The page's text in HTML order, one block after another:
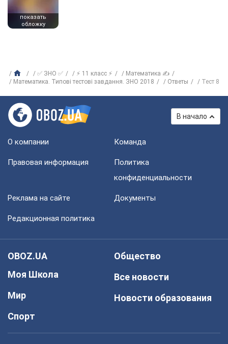
показать
обложку
✅ ЗНО ✅ ⚡ 11 класс ⚡
Математика ✍
Математика. Типові тестові завдання. ЗНО 2018
Ответы Тест 8
В начало
О компании Команда
Правовая информация
Политика
конфиденциальности
Реклама на сайте Документы
Редакционная политика
OBOZ.UA
Моя Школа
Мир
Спорт
Общество
Все новости
Новости образования